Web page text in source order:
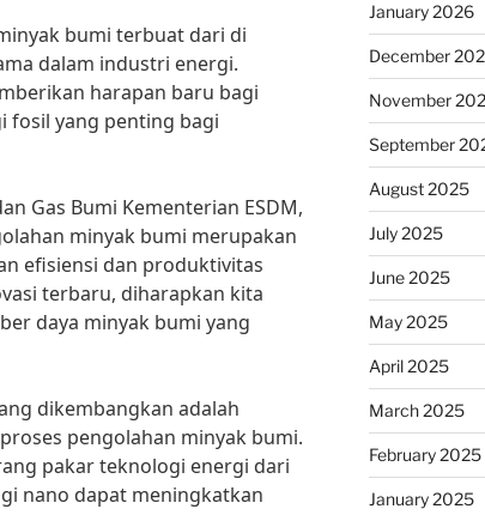
bumi terbuat dari di
dalam industri energi.
harapan baru bagi
fosil yang penting bagi
Gas Bumi Kementerian ESDM,
minyak bumi merupakan
efisiensi dan produktivitas
terbaru, diharapkan kita
daya minyak bumi yang
dikembangkan adalah
pengolahan minyak bumi.
pakar teknologi energi dari
nano dapat meningkatkan
January 2026
December
November
September
August 2025
July 2025
June 2025
May 2025
April 2025
March 2025
February 2025
January 2025